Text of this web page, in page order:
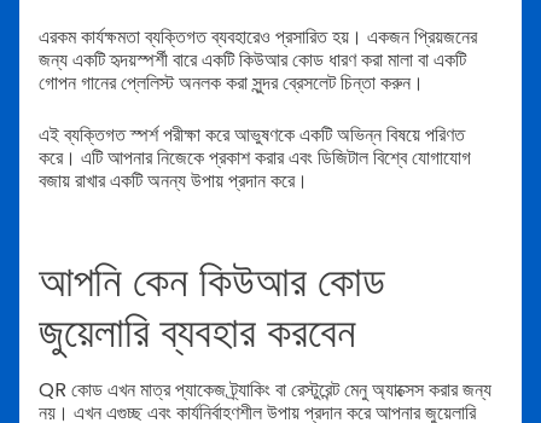
এরকম কার্যক্ষমতা ব্যক্তিগত ব্যবহারেও প্রসারিত হয়। একজন প্রিয়জনের
জন্য একটি হৃদয়স্পর্শী বারে একটি কিউআর কোড ধারণ করা মালা বা একটি
গোপন গানের প্লেলিস্ট অনলক করা সুন্দর ব্রেসলেট চিন্তা করুন।
এই ব্যক্তিগত স্পর্শ পরীক্ষা করে আভুষণকে একটি অভিন্ন বিষয়ে পরিণত
করে। এটি আপনার নিজেকে প্রকাশ করার এবং ডিজিটাল বিশ্বে যোগাযোগ
বজায় রাখার একটি অনন্য উপায় প্রদান করে।
আপনি কেন কিউআর কোড
জুয়েলারি ব্যবহার করবেন
QR কোড এখন মাত্র প্যাকেজ ট্র্যাকিং বা রেস্টুরেন্ট মেনু অ্যাক্সেস করার জন্য
নয়। এখন এগুচ্ছ এবং কার্যনির্বাহণশীল উপায় প্রদান করে আপনার জুয়েলারি